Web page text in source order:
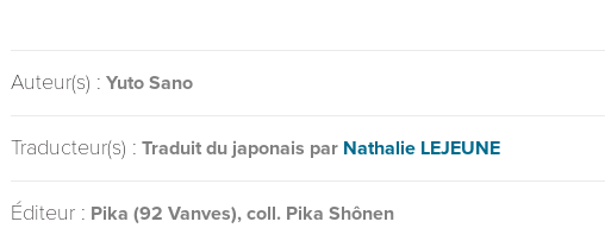
Auteur(s) : Yuto Sano
Traducteur(s) : Traduit du japonais par Nathalie LEJEUNE
Éditeur : Pika (92 Vanves), coll. Pika Shônen